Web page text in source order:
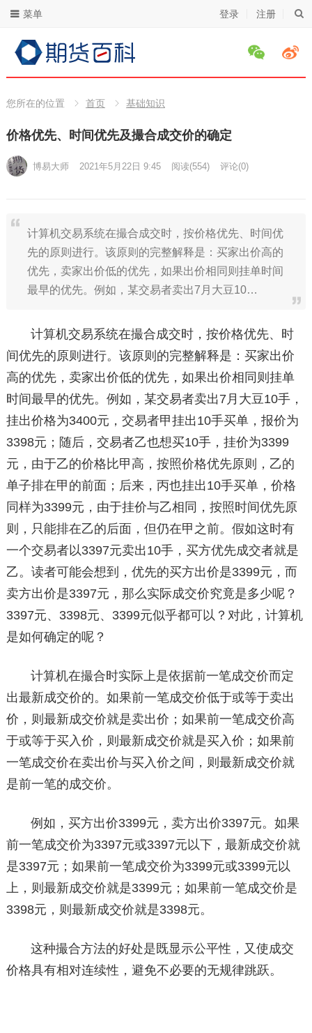
登录 注册
菜单
您所在的位置 首页 基础知识
价格优先、时间优先及撮合成交价的确定
博易大师 2021年5月22日 9:45 阅读(554) 评论(0)
计算机交易系统在撮合成交时，按价格优先、时间优
先的原则进行。该原则的完整解释是：买家出价高的
优先，卖家出价低的优先，如果出价相同则挂单时间
最早的优先。例如，某交易者卖出7月大豆10…
计算机交易系统在撮合成交时，按价格优先、时
间优先的原则进行。该原则的完整解释是：买家出价
高的优先，卖家出价低的优先，如果出价相同则挂单
时间最早的优先。例如，某交易者卖出7月大豆10手，
挂出价格为3400元，交易者甲挂出10手买单，报价为
3398元；随后，交易者乙也想买10手，挂价为3399
元，由于乙的价格比甲高，按照价格优先原则，乙的
单子排在甲的前面；后来，丙也挂出10手买单，价格
同样为3399元，由于挂价与乙相同，按照时间优先原
则，只能排在乙的后面，但仍在甲之前。假如这时有
一个交易者以3397元卖出10手，买方优先成交者就是
乙。读者可能会想到，优先的买方出价是3399元，而
卖方出价是3397元，那么实际成交价究竟是多少呢？
3397元、3398元、3399元似乎都可以？对此，计算机
是如何确定的呢？
计算机在撮合时实际上是依据前一笔成交价而定
出最新成交价的。如果前一笔成交价低于或等于卖出
价，则最新成交价就是卖出价；如果前一笔成交价高
于或等于买入价，则最新成交价就是买入价；如果前
一笔成交价在卖出价与买入价之间，则最新成交价就
是前一笔的成交价。
例如，买方出价3399元，卖方出价3397元。如果
前一笔成交价为3397元或3397元以下，最新成交价就
是3397元；如果前一笔成交价为3399元或3399元以
上，则最新成交价就是3399元；如果前一笔成交价是
3398元，则最新成交价就是3398元。
这种撮合方法的好处是既显示公平性，又使成交
价格具有相对连续性，避免不必要的无规律跳跃。